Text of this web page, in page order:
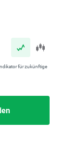
für zukünftige